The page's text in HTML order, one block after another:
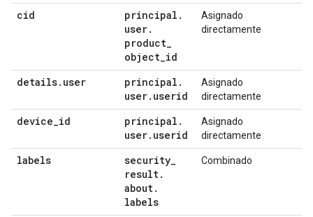
cid principal .
user.
product_
object_id
Asignado
directamente
details. user principal .
user. userid
Asignado
directamente
device_id principal .
user. userid
Asignado
directamente
labels security_
result.
about.
labels
Combinado